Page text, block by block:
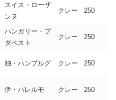
スイス・ローザ
ンヌ
クレー 250
ハンガリー・プ
ダペスト
クレー 250
独・ハンブルグ クレー 250
伊・パレルモ クレー 250